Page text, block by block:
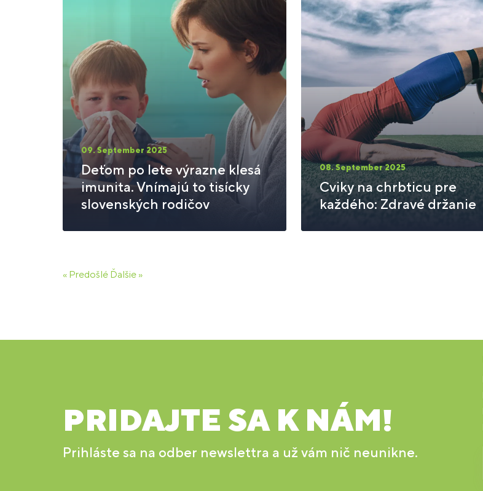
09. September 2025
Deťom po lete výrazne klesá
imunita. Vnímajú to tisícky
slovenských rodičov
08. September 2025
Cviky na chrbticu pre
každého: Zdravé držanie
« Predošlé Ďalšie »
PRIDAJTE SA K NÁM!
Prihláste sa na odber newslettra a už vám nič neunikne.